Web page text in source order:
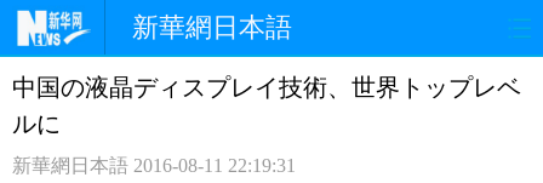
新華網日本語
ホームページ 政治 経済
中国の液晶ディスプレイ技術、世界トップレベ
ルに
新華網日本語 2016-08-11 22:19:31